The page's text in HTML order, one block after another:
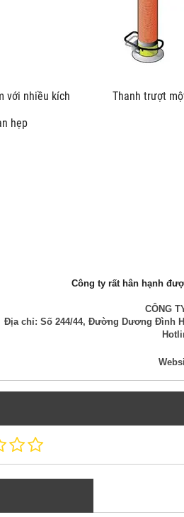
nhôm với nhiều kích
hẹp
Công ty rất hân hạnh
CÔNG
Địa chỉ: Số 244/44, Đường Dương Đình